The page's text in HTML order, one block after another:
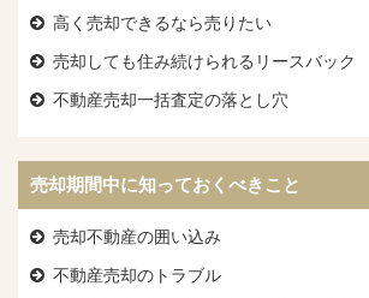
高く売却できるなら売りたい
売却しても住み続けられるリースバック
不動産売却一括査定の落とし穴
売却期間中に知っておくべきこと
売却不動産の囲い込み
不動産売却のトラブル